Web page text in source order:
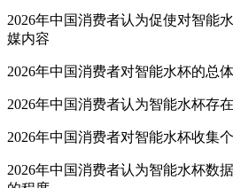
2026年中国消费者认为促使对智能
媒内容
2026年中国消费者对智能水杯的总
2026年中国消费者认为智能水杯存
2026年中国消费者对智能水杯收集
2026年中国消费者认为智能水杯数